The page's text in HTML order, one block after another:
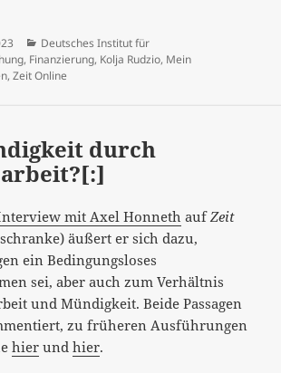
Kategorien
Deutsches Institut für
, Finanzierung, Kolja Rudzio, Mein
, Zeit Online
durch
mit Axel Honneth aufZeit
äußert er sich dazu,
ein Bedingungsloses
sei, aber auch zum Verhältnis
und Mündigkeit. Beide Passagen
zu früheren Ausführungen
hier undhier.